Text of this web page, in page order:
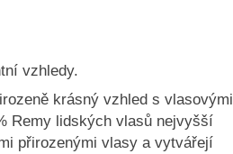
vzhledy.
krásný vzhled s vlasovými
Remy lidských vlasů nejvyšší
přirozenými vlasy a vytvářejí